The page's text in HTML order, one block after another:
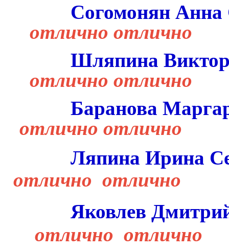
Согомонян
отлично отлично
Шляпина
отлично отлично
Баранова
отлично отлично
Ляпина Ирина
отлично отлично
Яковлев
отлично отлично